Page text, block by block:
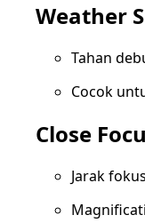
Weather
Tahan
Cocok
Close
Jarak